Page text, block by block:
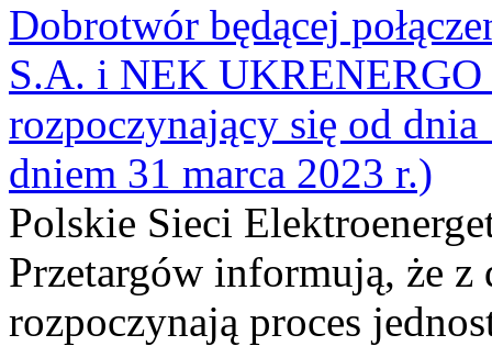
Dobrotwór będącej
S.A. i NEK UKRENERGO
rozpoczynający się od
dniem 31 marca 2023 r.)
Polskie Sieci
Przetargów informują, że
rozpoczynają proces